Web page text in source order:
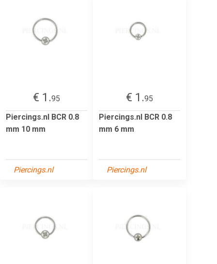
€ 1.95
Piercings.nl BCR 0.8
mm 10 mm
Piercings.nl
€ 1.95
Piercings.nl BCR 0.8
mm 6 mm
Piercings.nl